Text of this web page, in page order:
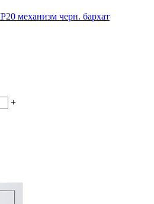
механизм черн. бархат
+